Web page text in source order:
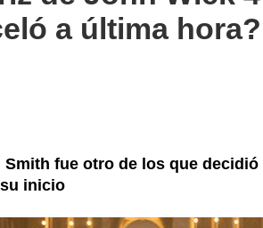
a última hora?
fue otro de los que
inicio